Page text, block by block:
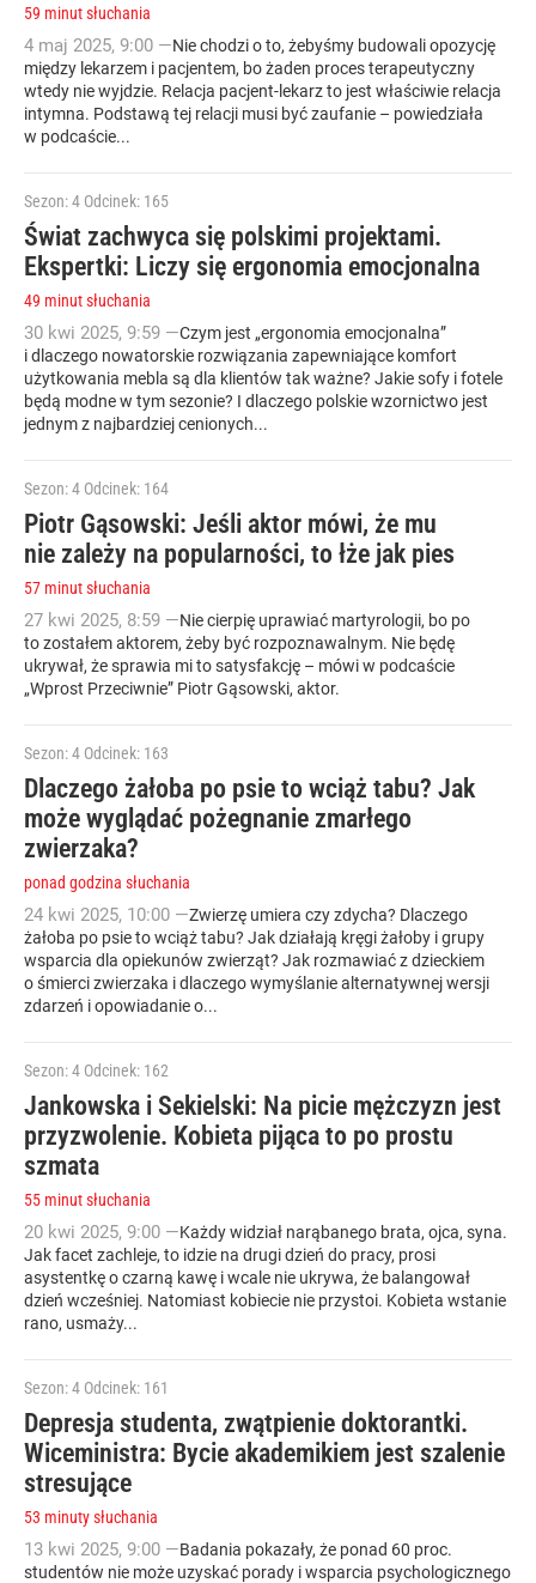
59 minut słuchania
4 maj 2025, 9:00 —Nie chodzi o to, żebyśmy budowali opozycję
między lekarzem i pacjentem, bo żaden proces terapeutyczny
wtedy nie wyjdzie. Relacja pacjent-lekarz to jest właściwie relacja
intymna. Podstawą tej relacji musi być zaufanie – powiedziała
w podcaście...
Sezon: 4 Odcinek: 165
Świat zachwyca się polskimi projektami.
Ekspertki: Liczy się ergonomia emocjonalna
49 minut słuchania
30 kwi 2025, 9:59 —Czym jest „ergonomia emocjonalna”
i dlaczego nowatorskie rozwiązania zapewniające komfort
użytkowania mebla są dla klientów tak ważne? Jakie sofy i fotele
będą modne w tym sezonie? I dlaczego polskie wzornictwo jest
jednym z najbardziej cenionych...
Sezon: 4 Odcinek: 164
Piotr Gąsowski: Jeśli aktor mówi, że mu
nie zależy na popularności, to łże jak pies
57 minut słuchania
27 kwi 2025, 8:59 —Nie cierpię uprawiać martyrologii, bo po
to zostałem aktorem, żeby być rozpoznawalnym. Nie będę
ukrywał, że sprawia mi to satysfakcję – mówi w podcaście
„Wprost Przeciwnie” Piotr Gąsowski, aktor.
Sezon: 4 Odcinek: 163
Dlaczego żałoba po psie to wciąż tabu? Jak
może wyglądać pożegnanie zmarłego
zwierzaka?
ponad godzina słuchania
24 kwi 2025, 10:00 —Zwierzę umiera czy zdycha? Dlaczego
żałoba po psie to wciąż tabu? Jak działają kręgi żałoby i grupy
wsparcia dla opiekunów zwierząt? Jak rozmawiać z dzieckiem
o śmierci zwierzaka i dlaczego wymyślanie alternatywnej wersji
zdarzeń i opowiadanie o...
Sezon: 4 Odcinek: 162
Jankowska i Sekielski: Na picie mężczyzn jest
przyzwolenie. Kobieta pijąca to po prostu
szmata
55 minut słuchania
20 kwi 2025, 9:00 —Każdy widział narąbanego brata, ojca, syna.
Jak facet zachleje, to idzie na drugi dzień do pracy, prosi
asystentkę o czarną kawę i wcale nie ukrywa, że balangował
dzień wcześniej. Natomiast kobiecie nie przystoi. Kobieta wstanie
rano, usmaży...
Sezon: 4 Odcinek: 161
Depresja studenta, zwątpienie doktorantki.
Wiceministra: Bycie akademikiem jest szalenie
stresujące
53 minuty słuchania
13 kwi 2025, 9:00 —Badania pokazały, że ponad 60 proc.
studentów nie może uzyskać porady i wsparcia psychologicznego